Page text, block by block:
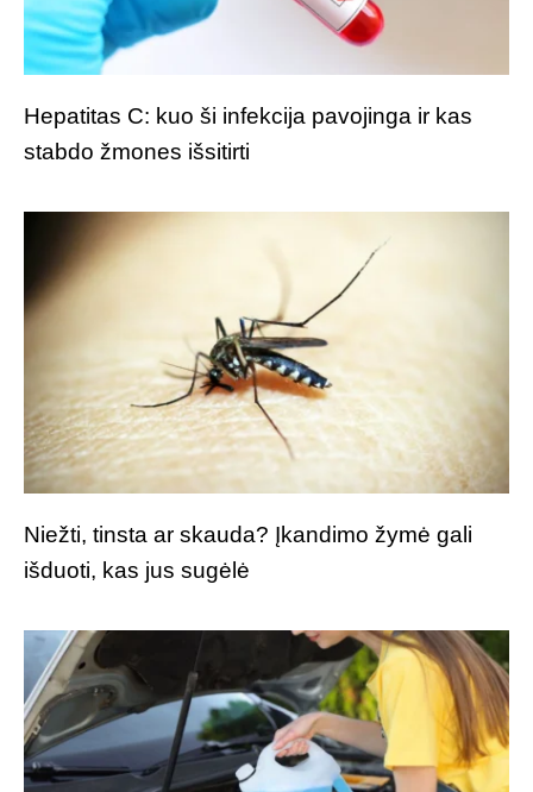
Hepatitas C: kuo ši infekcija pavojinga ir kas
stabdo žmones išsitirti
Niežti, tinsta ar skauda? Įkandimo žymė gali
išduoti, kas jus sugėlė